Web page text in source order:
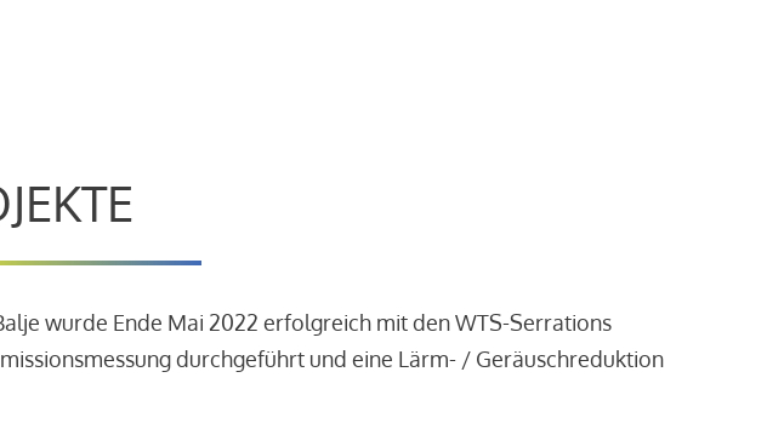
wurde Ende Mai 2022 erfolgreich mit den WTS-Serrations
durchgeführt und eine Lärm- / Geräuschreduktion